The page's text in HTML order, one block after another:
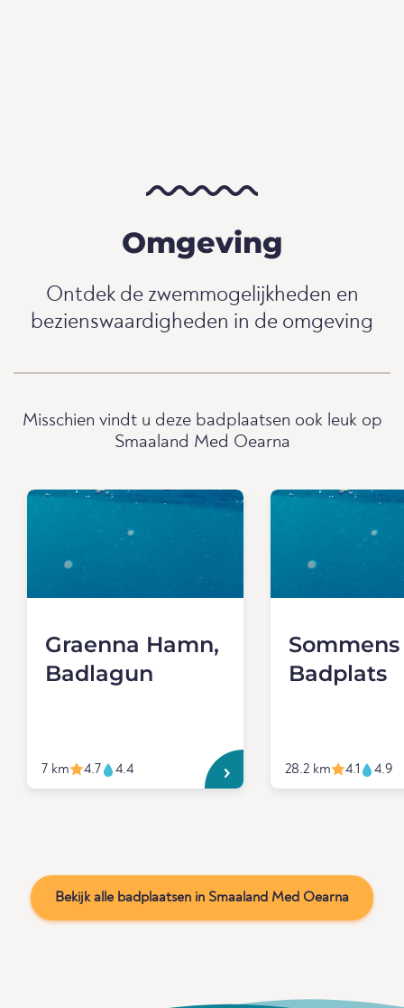
Omgeving
Ontdek de zwemmogelijkheden en
bezienswaardigheden in de omgeving
Misschien vindt u deze badplaatsen ook leuk op
Smaaland Med Oearna
Graenna Hamn,
Badlagun
7 km 4.7 4.4
Sommens
Badplats
28.2 km 4.1 4.9
Bekijk alle badplaatsen in Smaaland Med Oearna